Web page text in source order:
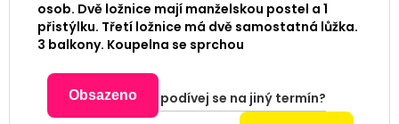
osob. Dvě ložnice mají manželskou postel a 1
přistýlku. Třetí ložnice má dvě samostatná lůžka.
3 balkony. Koupelna se sprchou
Obsazeno podívej se na jiný termín?